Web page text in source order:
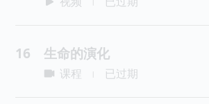
16 生命的演化
课程 已过期